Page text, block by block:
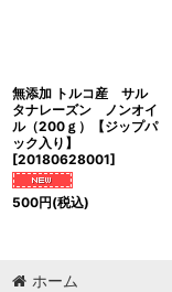
無添加 トルコ産 サル
タナレーズン ノンオイ
ル（200ｇ）【ジップパ
ック入り】
[20180628001]
500円(税込)
ホーム